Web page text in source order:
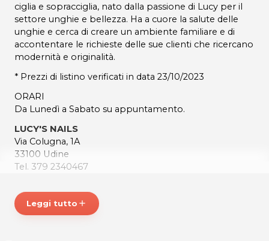
ciglia e sopracciglia, nato dalla passione di Lucy per il
settore unghie e bellezza. Ha a cuore la salute delle
unghie e cerca di creare un ambiente familiare e di
accontentare le richieste delle sue clienti che ricercano
modernità e originalità.
* Prezzi di listino verificati in data 23/10/2023
ORARI
Da Lunedì a Sabato su appuntamento.
LUCY'S NAILS
Via Colugna, 1A
33100 Udine
Tel. 379 2340467
Per ulteriori informazioni sull'offerta o sulle modalità di
acquisto scrivi a
posta@espevia.it
Leggi tutto add